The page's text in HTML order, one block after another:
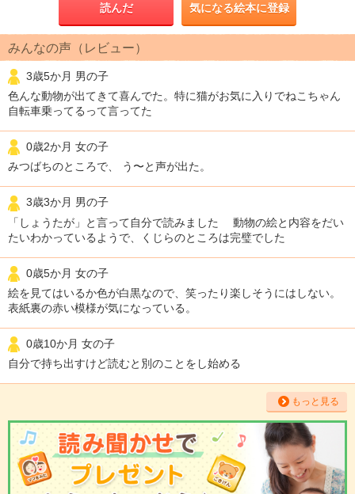
読んだ 気になる絵本に登録
みんなの声（レビュー）
3歳5か月 男の子
色んな動物が出てきて喜んでた。特に猫がお気に入りでねこちゃん
自転車乗ってるって言ってた
0歳2か月 女の子
みつばちのところで、 う〜と声が出た。
3歳3か月 男の子
「しょうたが」と言って自分で読みました 動物の絵と内容をだい
たいわかっているようで、くじらのところは完璧でした
0歳5か月 女の子
絵を見てはいるか色が白黒なので、笑ったり楽しそうにはしない。
表紙裏の赤い模様が気になっている。
0歳10か月 女の子
自分で持ち出すけど読むと別のことをし始める
もっと見る